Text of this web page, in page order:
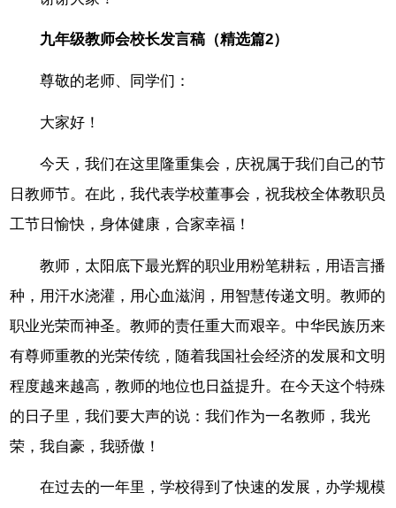
九年级教师会校长发言稿（精选篇2）
尊敬的老师、同学们：
大家好！
今天，我们在这里隆重集会，庆祝属于我们自己的节
日教师节。在此，我代表学校董事会，祝我校全体教职员
工节日愉快，身体健康，合家幸福！
教师，太阳底下最光辉的职业用粉笔耕耘，用语言播
种，用汗水浇灌，用心血滋润，用智慧传递文明。教师的
职业光荣而神圣。教师的责任重大而艰辛。中华民族历来
有尊师重教的光荣传统，随着我国社会经济的发展和文明
程度越来越高，教师的地位也日益提升。在今天这个特殊
的日子里，我们要大声的说：我们作为一名教师，我光
荣，我自豪，我骄傲！
在过去的一年里，学校得到了快速的发展，办学规模